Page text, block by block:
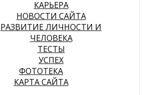
КАРЬЕРА
НОВОСТИ САЙТА
РАЗВИТИЕ ЛИЧНОСТИ И
ЧЕЛОВЕКА
ТЕСТЫ
УСПЕХ
ФОТОТЕКА
КАРТА САЙТА